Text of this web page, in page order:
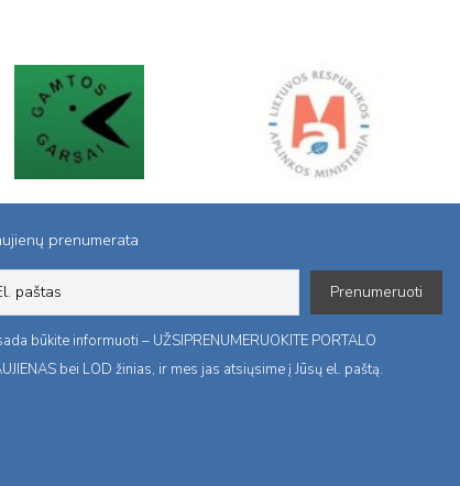
prenumerata
būkite informuoti – UŽSIPRENUMERUOKITE PORTALO
bei LOD žinias, ir mes jas atsiųsime į Jūsų el. paštą.